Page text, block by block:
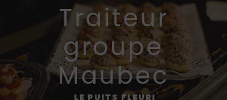
traiteur
groupe
Maubec
LE PUITS FLEURI